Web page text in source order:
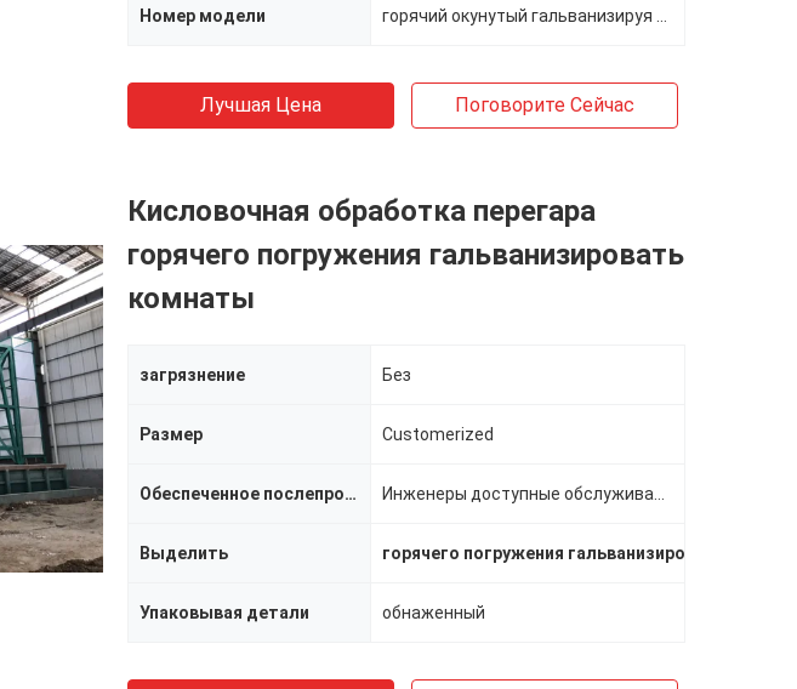
Номер модели
Лучшая Цена Поговорите Сейчас
Кисловочная обработка перегара
горячего погружения гальванизировать
комнаты
загрязнение Без
Размер Customerized
Обеспеченное послепродажное обслуживание
Выделить горячего погружения гальванизировать
Упаковывая детали обнаженный